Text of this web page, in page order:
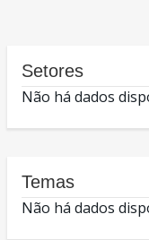
Setores
Não há dados
Temas
Não há dados